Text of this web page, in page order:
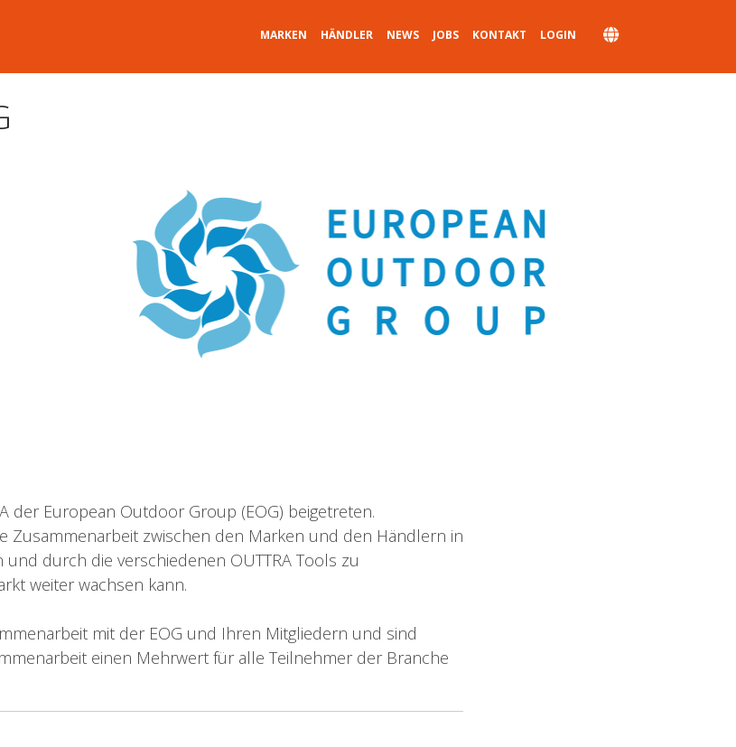
MARKEN HÄNDLER NEWS JOBS KONTAKT LOGIN
der European Outdoor Group (EOG) beigetreten.
Zusammenarbeit zwischen den Marken und den Händlern in
durch die verschiedenen OUTTRA Tools zu
weiter wachsen kann.
mit der EOG und Ihren Mitgliedern und sind
einen Mehrwert für alle Teilnehmer der Branche